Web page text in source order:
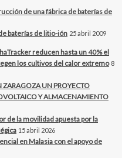
baterías de litio-ión 25 abril 2009
reducen hasta un 40% el
los cultivos del calor extremo 8
ZARAGOZA UN PROYECTO
Y ALMACENAMIENTO
de la movilidad apuesta por la
15 abril 2026
en Malasia con el apoyo de